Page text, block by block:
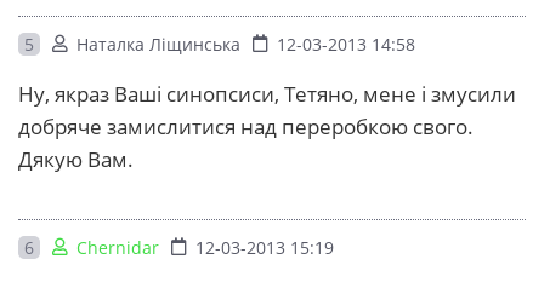
5 Наталка Ліщинська 12-03-2013 14:58
Ну, якраз Ваші синопсиси, Тетяно, мене і змусили
добряче замислитися над переробкою свого.
Дякую Вам.
6 Chernidar 12-03-2013 15:19